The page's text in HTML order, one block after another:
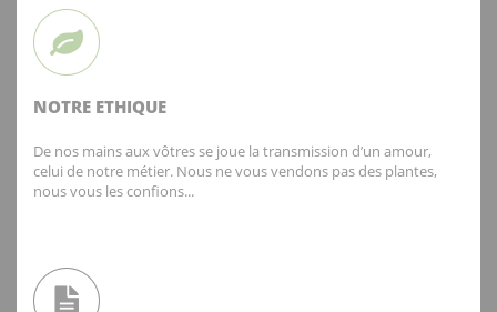
NOTRE ETHIQUE
De nos mains aux vôtres se joue la transmission d’un amour,
celui de notre métier. Nous ne vous vendons pas des plantes,
nous vous les confions...